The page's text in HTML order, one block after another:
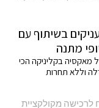
בשיתוף עם
מאקסיה בקליניקה הכי